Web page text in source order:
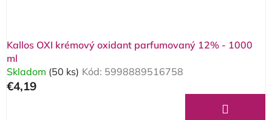
Kallos OXI krémový oxidant parfumovaný 12% - 1000
ml
Skladom (50 ks) Kód: 5998889516758
€4,19